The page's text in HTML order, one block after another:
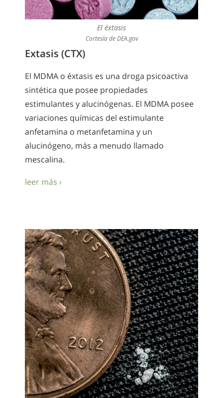
El éxtasis
Cortesía de DEA.gov
Extasis (CTX)
El MDMA o éxtasis es una droga psicoactiva
sintética que posee propiedades
estimulantes y alucinógenas. El MDMA posee
variaciones químicas del estimulante
anfetamina o metanfetamina y un
alucinógeno, más a menudo llamado
mescalina.
leer más ›